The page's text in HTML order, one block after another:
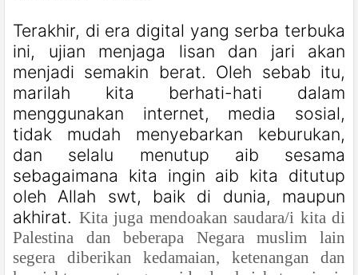
Terakhir, di era digital yang serba terbuka
ini, ujian menjaga lisan dan jari akan
menjadi semakin berat. Oleh sebab itu,
marilah kita berhati-hati dalam
menggunakan internet, media sosial,
tidak mudah menyebarkan keburukan,
dan selalu menutup aib sesama
sebagaimana kita ingin aib kita ditutup
oleh Allah swt, baik di dunia, maupun
akhirat. Kita juga mendoakan saudara/i kita di
Palestina dan beberapa Negara muslim lain
segera diberikan kedamaian, ketenangan dan